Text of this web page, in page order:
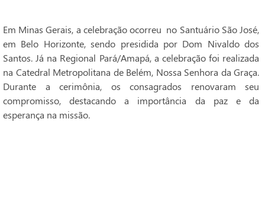
Em Minas Gerais, a celebração ocorreu no Santuário São José,
em Belo Horizonte, sendo presidida por Dom Nivaldo dos
Santos. Já na Regional Pará/Amapá, a celebração foi realizada
na Catedral Metropolitana de Belém, Nossa Senhora da Graça.
Durante a cerimônia, os consagrados renovaram seu
compromisso, destacando a importância da paz e da
esperança na missão.